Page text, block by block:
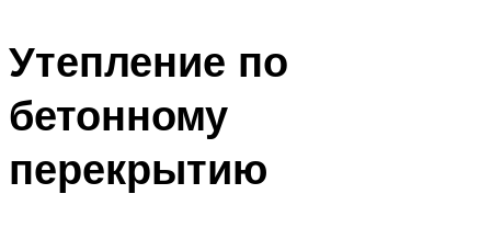
Утепление по
бетонному
перекрытию